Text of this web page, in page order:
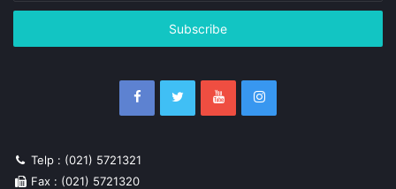
Email
Telp : (021) 5721321
Fax : (021) 5721320